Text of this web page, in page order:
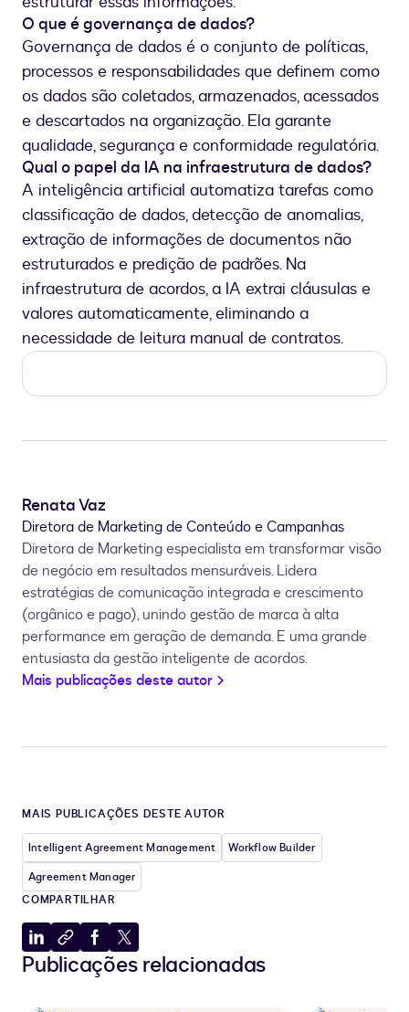
O que é governança de dados?
Governança de dados é o conjunto de políticas,
processos e responsabilidades que definem como
os dados são coletados, armazenados, acessados
e descartados na organização. Ela garante
qualidade, segurança e conformidade regulatória.
Qual o papel da IA na infraestrutura de dados?
A inteligência artificial automatiza tarefas como
classificação de dados, detecção de anomalias,
extração de informações de documentos não
estruturados e predição de padrões. Na
infraestrutura de acordos, a IA extrai cláusulas e
valores automaticamente, eliminando a
necessidade de leitura manual de contratos.
Renata Vaz
Diretora de Marketing de Conteúdo e Campanhas
Diretora de Marketing especialista em transformar visão
de negócio em resultados mensuráveis. Lidera
estratégias de comunicação integrada e crescimento
(orgânico e pago), unindo gestão de marca à alta
performance em geração de demanda. E uma grande
entusiasta da gestão inteligente de acordos.
Mais publicações deste autor
MAIS PUBLICAÇÕES DESTE AUTOR
Intelligent Agreement Management
Workflow Builder
Agreement Manager
COMPARTILHAR
Compartilhar
no
Copiar
para
Compartilhar
no
Compartilhar
no
Publicações relacionadas